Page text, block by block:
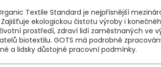
Textile Standard je nejpřísnější
ekologickou čistotu výroby i
prostředí, zdraví lidí zaměstnaných ve
biotextilu. GOTS má podrobně
a lidsky důstojné pracovní podmínky.